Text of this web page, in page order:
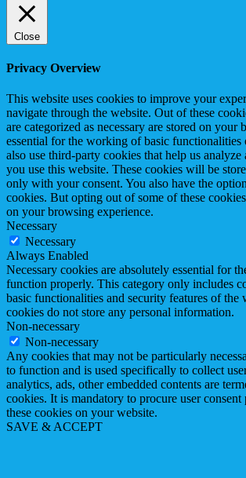
Close
Privacy Overview
This website uses cookies to improve your
navigate through the website. Out of these
are categorized as necessary are stored on your
essential for the working of basic functionalities
also use third-party cookies that help us
you use this website. These cookies will be
only with your consent. You also have the
cookies. But opting out of some of these
on your browsing experience.
Necessary
Necessary
Always Enabled
Necessary cookies are absolutely essential for
function properly. This category only includes
basic functionalities and security features of the
cookies do not store any personal information.
Non-necessary
Non-necessary
Any cookies that may not be particularly
to function and is used specifically to collect
analytics, ads, other embedded contents are
cookies. It is mandatory to procure user
these cookies on your website.
SAVE & ACCEPT